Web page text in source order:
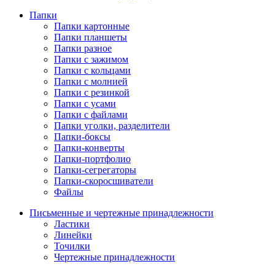
Папки
Папки картонные
Папки планшеты
Папки разное
Папки с зажимом
Папки с кольцами
Папки с молнией
Папки с резинкой
Папки с усами
Папки с файлами
Папки уголки, разделители
Папки-боксы
Папки-конверты
Папки-портфолио
Папки-сегрегаторы
Папки-скоросшиватели
Файлы
Письменные и чертежные принадлежности
Ластики
Линейки
Точилки
Чертежные принадлежности